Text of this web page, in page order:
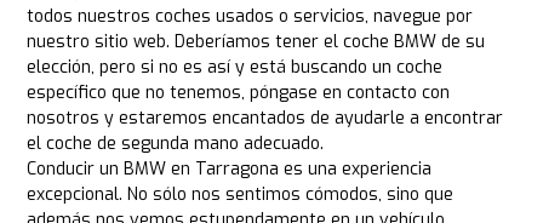
todos nuestros coches usados o servicios, navegue por
nuestro sitio web. Deberíamos tener el coche BMW de su
elección, pero si no es así y está buscando un coche
específico que no tenemos, póngase en contacto con
nosotros y estaremos encantados de ayudarle a encontrar
el coche de segunda mano adecuado.
Conducir un BMW en Tarragona es una experiencia
excepcional. No sólo nos sentimos cómodos, sino que